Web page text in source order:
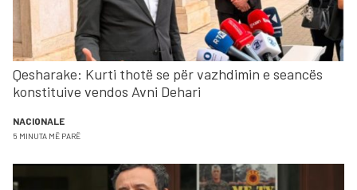
Qesharake: Kurti thotë se për vazhdimin e seancës
konstituive vendos Avni Dehari
NACIONALE
5 MINUTA MË PARË